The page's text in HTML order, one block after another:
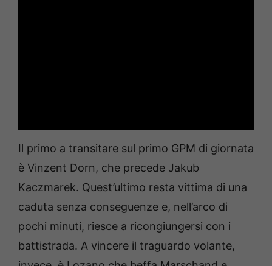
Il primo a transitare sul primo GPM di giornata
è Vinzent Dorn, che precede Jakub
Kaczmarek. Quest’ultimo resta vittima di una
caduta senza conseguenze e, nell’arco di
pochi minuti, riesce a ricongiungersi con i
battistrada. A vincere il traguardo volante,